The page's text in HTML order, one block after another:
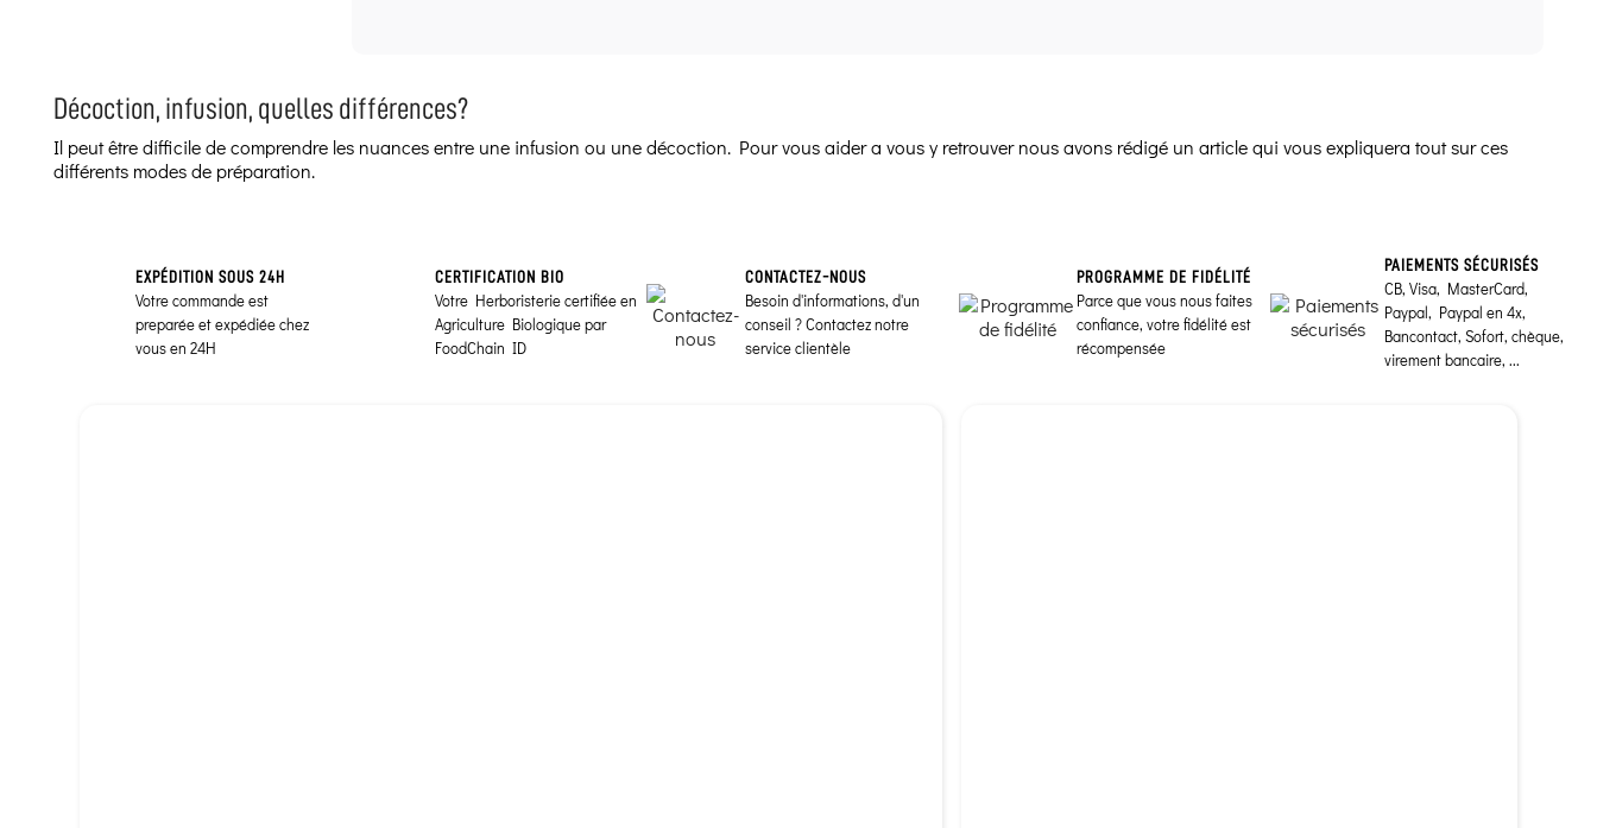
Décoction, infusion, quelles différences?
Il peut être difficile de comprendre les nuances entre une infusion ou une décoction. Pour vous aider a vous y retrouver nous avons rédigé un article qui vous expliquera tout sur ces
différents modes de préparation.
EXPÉDITION SOUS 24H
Votre commande est
preparée et expédiée chez
vous en 24H
CERTIFICATION BIO
Votre Herboristerie certifiée en
Agriculture Biologique par
FoodChain ID
CONTACTEZ-NOUS
Besoin d'informations, d'un
conseil ? Contactez notre
service clientèle
PROGRAMME DE FIDÉLITÉ
Parce que vous nous faites
confiance, votre fidélité est
récompensée
PAIEMENTS SÉCURISÉS
CB, Visa, MasterCard,
Paypal, Paypal en 4x,
Bancontact, Sofort, chèque,
virement bancaire, ...